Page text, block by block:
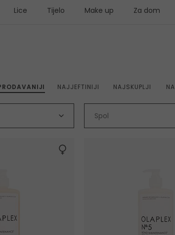
Lice Tijelo Make up Za dom
NAJJEFTINIJI NAJSKUPLJI
Spol